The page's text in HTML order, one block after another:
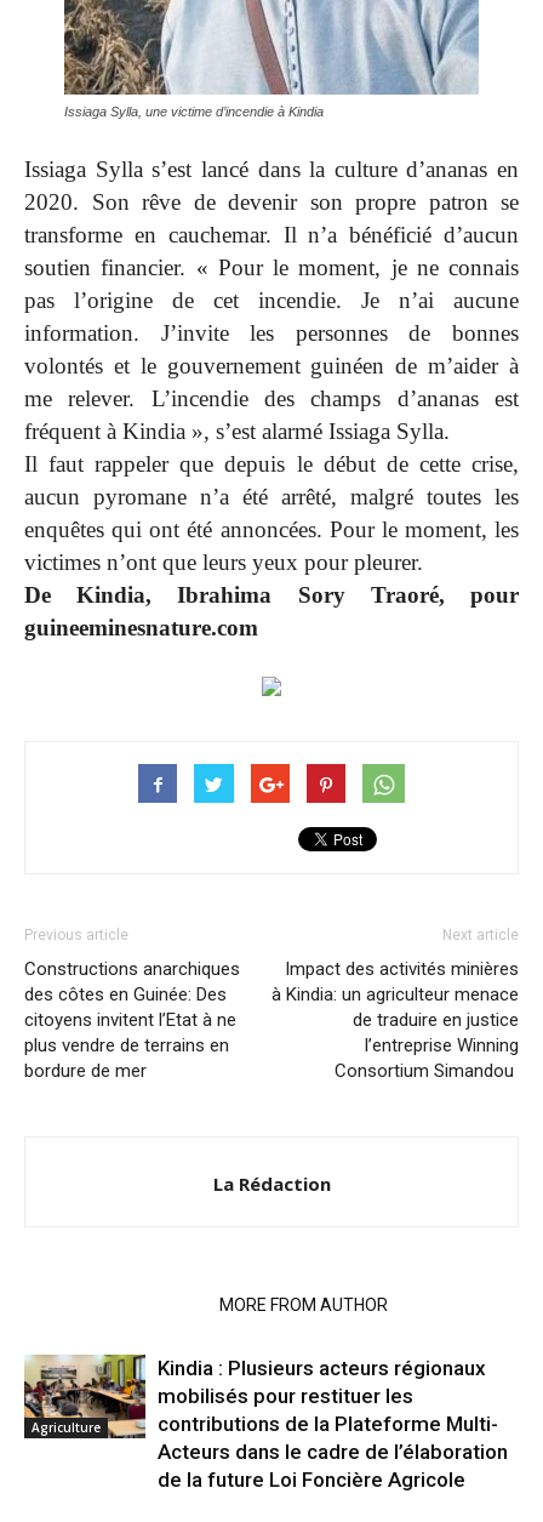
Issiaga Sylla, une victime d’incendie à Kindia
Issiaga Sylla s’est lancé dans la culture d’ananas en
2020. Son rêve de devenir son propre patron se
transforme en cauchemar. Il n’a bénéficié d’aucun
soutien financier. « Pour le moment, je ne connais
pas l’origine de cet incendie. Je n’ai aucune
information. J’invite les personnes de bonnes
volontés et le gouvernement guinéen de m’aider à
me relever. L’incendie des champs d’ananas est
fréquent à Kindia », s’est alarmé Issiaga Sylla.
Il faut rappeler que depuis le début de cette crise,
aucun pyromane n’a été arrêté, malgré toutes les
enquêtes qui ont été annoncées. Pour le moment, les
victimes n’ont que leurs yeux pour pleurer.
De Kindia, Ibrahima Sory Traoré, pour
guineeminesnature.com
Previous article
Constructions anarchiques
des côtes en Guinée: Des
citoyens invitent l’Etat à ne
plus vendre de terrains en
bordure de mer
Next article
Impact des activités minières
à Kindia: un agriculteur menace
de traduire en justice
l’entreprise Winning
Consortium Simandou
La Rédaction
MORE FROM AUTHOR
Agriculture
Kindia : Plusieurs acteurs régionaux
mobilisés pour restituer les
contributions de la Plateforme Multi-
Acteurs dans le cadre de l’élaboration
de la future Loi Foncière Agricole